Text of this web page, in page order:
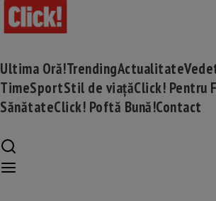
Ultima Oră!TrendingActualitate
TimeSportStil de viațăClick! Pentru
SănătateClick! Poftă Bună!Contact